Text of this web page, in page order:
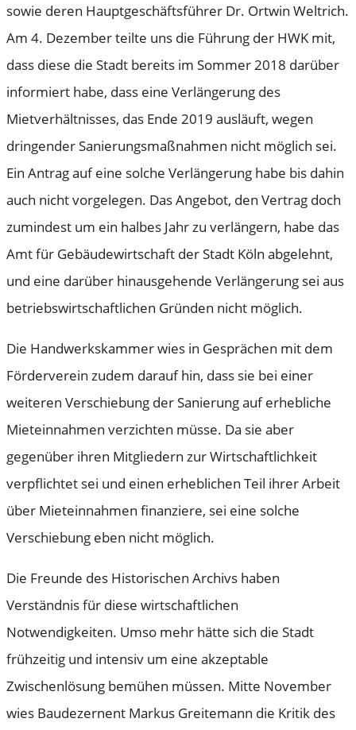
sowie deren Hauptgeschäftsführer Dr. Ortwin Weltrich.
Am 4. Dezember teilte uns die Führung der HWK mit,
dass diese die Stadt bereits im Sommer 2018 darüber
informiert habe, dass eine Verlängerung des
Mietverhältnisses, das Ende 2019 ausläuft, wegen
dringender Sanierungsmaßnahmen nicht möglich sei.
Ein Antrag auf eine solche Verlängerung habe bis dahin
auch nicht vorgelegen. Das Angebot, den Vertrag doch
zumindest um ein halbes Jahr zu verlängern, habe das
Amt für Gebäudewirtschaft der Stadt Köln abgelehnt,
und eine darüber hinausgehende Verlängerung sei aus
betriebswirtschaftlichen Gründen nicht möglich.
Die Handwerkskammer wies in Gesprächen mit dem
Förderverein zudem darauf hin, dass sie bei einer
weiteren Verschiebung der Sanierung auf erhebliche
Mieteinnahmen verzichten müsse. Da sie aber
gegenüber ihren Mitgliedern zur Wirtschaftlichkeit
verpflichtet sei und einen erheblichen Teil ihrer Arbeit
über Mieteinnahmen finanziere, sei eine solche
Verschiebung eben nicht möglich.
Die Freunde des Historischen Archivs haben
Verständnis für diese wirtschaftlichen
Notwendigkeiten. Umso mehr hätte sich die Stadt
frühzeitig und intensiv um eine akzeptable
Zwischenlösung bemühen müssen. Mitte November
wies Baudezernent Markus Greitemann die Kritik des